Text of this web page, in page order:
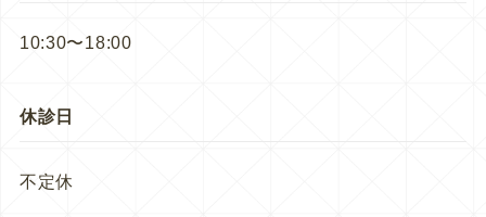
10:30〜18:00
休診日
不定休